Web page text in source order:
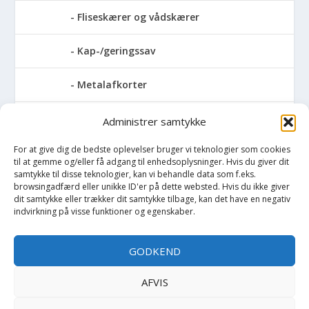
Administrer samtykke
For at give dig de bedste oplevelser bruger vi teknologier som cookies
til at gemme og/eller få adgang til enhedsoplysninger. Hvis du giver dit
samtykke til disse teknologier, kan vi behandle data som f.eks.
browsingadfærd eller unikke ID'er på dette websted. Hvis du ikke giver
dit samtykke eller trækker dit samtykke tilbage, kan det have en negativ
indvirkning på visse funktioner og egenskaber.
GODKEND
AFVIS
Fliseskærer og vådskærer
Kap-/geringssav
Metalafkorter
Rundsav
Stationære rundsave
Stiksave
Søjlebore- & bænkboremaskiner